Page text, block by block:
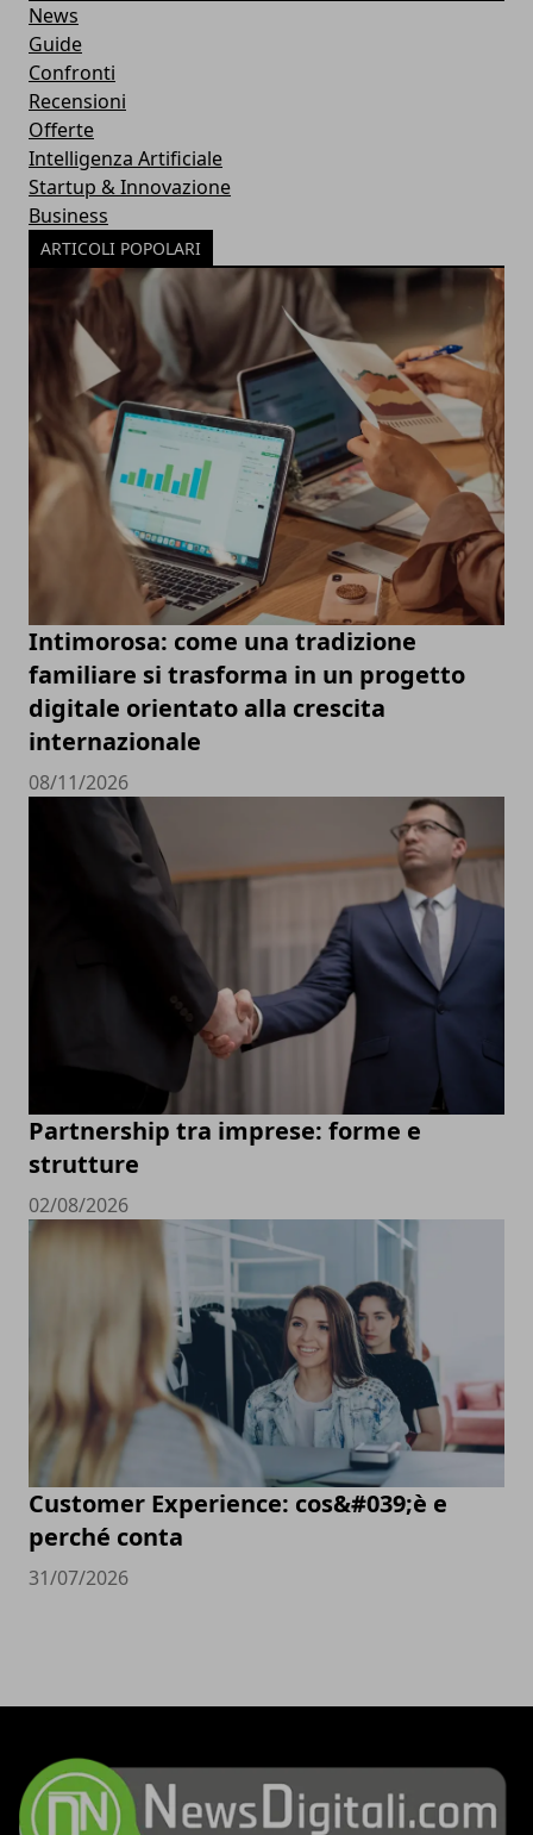
News
Guide
Confronti
Recensioni
Offerte
Intelligenza Artificiale
Startup & Innovazione
Business
ARTICOLI POPOLARI
Intimorosa: come una tradizione
familiare si trasforma in un progetto
digitale orientato alla crescita
internazionale
08/11/2026
Partnership tra imprese: forme e
strutture
02/08/2026
Customer Experience: cos&#039;è e
perché conta
31/07/2026